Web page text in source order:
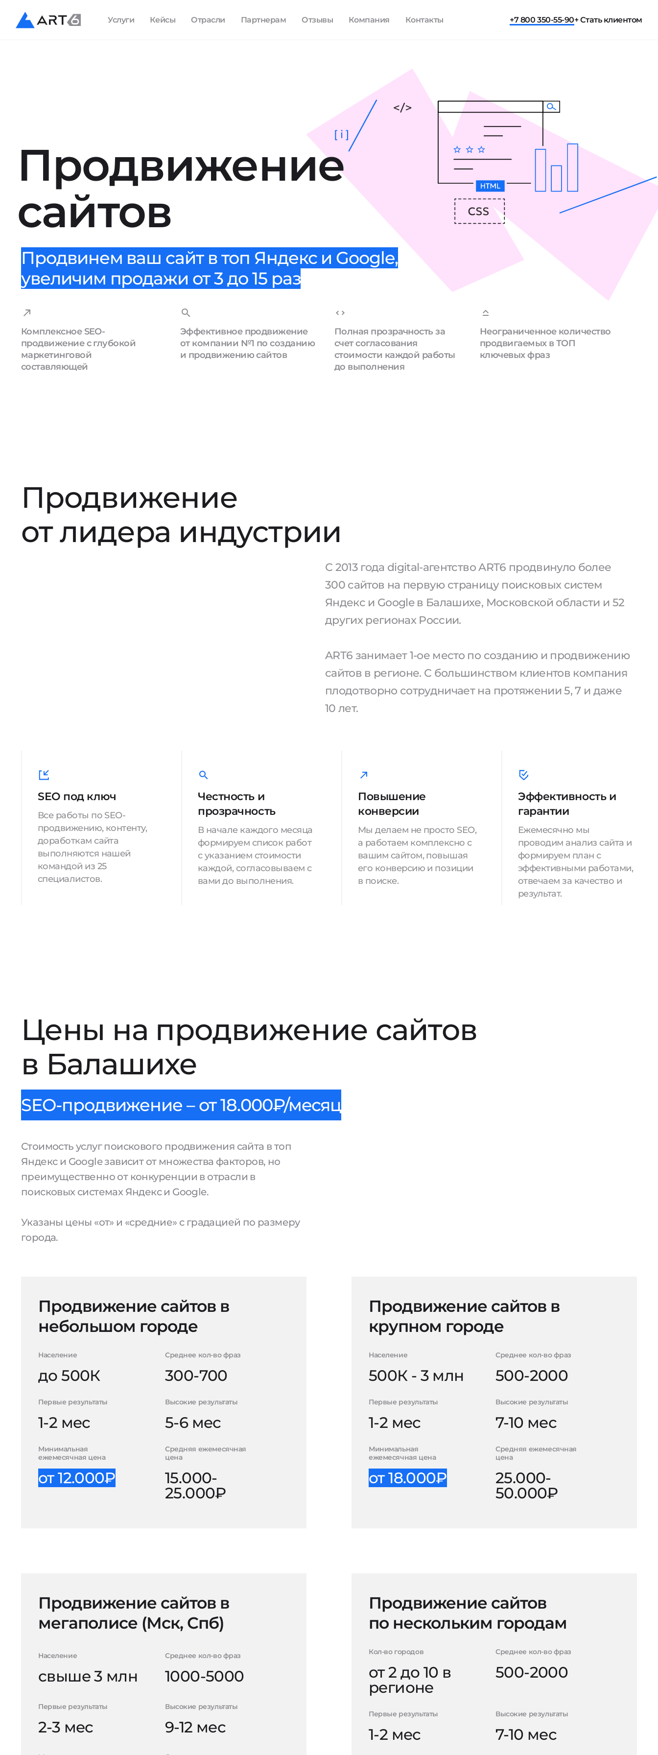
Услуги Кейсы Отрасли Партнерам Отзывы Компания Контакты +7 800 350-55-90+ Стать клиентом
Продвижение
сайтов
[ i ]
Продвинем ваш сайт в топ Яндекс и Google,
увеличим продажи от 3 до 15 раз
Комплексное SEO-
продвижение с глубокой
маркетинговой
составляющей
Эффективное продвижение
от компании №1 по созданию
и продвижению сайтов
Полная прозрачность за
счет согласования
стоимости каждой работы
до выполнения
Неограниченное количество
продвигаемых в ТОП
ключевых фраз
Продвижение
от лидера индустрии
С 2013 года digital-агентство ART6 продвинуло более
300 сайтов на первую страницу поисковых систем
Яндекс и Google в Балашихе, Московской области и 52
других регионах России.
ART6 занимает 1-ое место по созданию и продвижению
сайтов в регионе. С большинством клиентов компания
плодотворно сотрудничает на протяжении 5, 7 и даже
10 лет.
SEO под ключ
Все работы по SEO-
продвижению, контенту,
доработкам сайта
выполняются нашей
командой из 25
специалистов.
Честность и
прозрачность
В начале каждого месяца
формируем список работ
с указанием стоимости
каждой, согласовываем с
вами до выполнения.
Повышение
конверсии
Мы делаем не просто SEO,
а работаем комплексно с
вашим сайтом, повышая
его конверсию и позиции
в поиске.
Эффективность и
гарантии
Ежемесячно мы
проводим анализ сайта и
формируем план с
эффективными работами,
отвечаем за качество и
результат.
Цены на продвижение сайтов
в Балашихе
SEO-продвижение – от 18.000₽/месяц
Стоимость услуг поискового продвижения сайта в топ
Яндекс и Google зависит от множества факторов, но
преимущественно от конкуренции в отрасли в
поисковых системах Яндекс и Google.
Указаны цены «от» и «средние» с градацией по размеру
города.
Продвижение сайтов в
небольшом городе
Население
до 500К
Среднее кол-во фраз
300-700
Первые результаты
1-2 мес
Высокие результаты
5-6 мес
Минимальная
ежемесячная цена
от 12.000₽
Средняя ежемесячная
цена
15.000-
25.000₽
Продвижение сайтов в
крупном городе
Население
500К - 3 млн
Среднее кол-во фраз
500-2000
Первые результаты
1-2 мес
Высокие результаты
7-10 мес
Минимальная
ежемесячная цена
от 18.000₽
Средняя ежемесячная
цена
25.000-
50.000₽
Продвижение сайтов в
мегаполисе (Мск, Спб)
Население
свыше 3 млн
Среднее кол-во фраз
1000-5000
Первые результаты
2-3 мес
Высокие результаты
9-12 мес
Продвижение сайтов
по нескольким городам
Кол-во городов
от 2 до 10 в
регионе
Среднее кол-во фраз
500-2000
Первые результаты
1-2 мес
Высокие результаты
7-10 мес